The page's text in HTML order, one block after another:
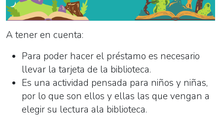
A tener en cuenta:
Para poder hacer el préstamo es necesario
llevar la tarjeta de la biblioteca.
Es una actividad pensada para niños y niñas,
por lo que son ellos y ellas las que vengan a
elegir su lectura ala biblioteca.